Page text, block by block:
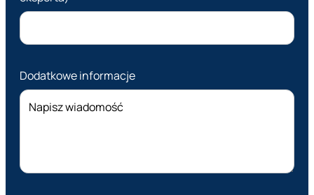
Dodatkowe informacje